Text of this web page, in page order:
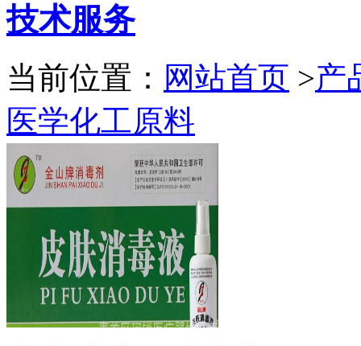
技术服务
当前位置： 网站首页 >产
医学化工原料